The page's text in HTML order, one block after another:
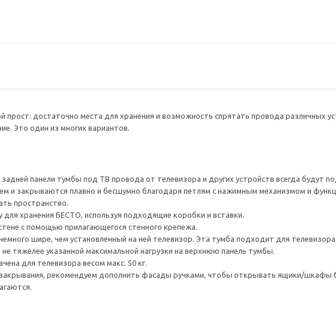
прост: достаточно места для хранения и возможность спрятать провода различных
Это один из многих вариантов.
панели тумбы под ТВ провода от телевизора и других устройств всегда будут
и закрываются плавно и бесшумно благодаря петлям с нажимным механизмом и
пространство.
для хранения БЕСТО, используя подходящие коробки и вставки.
с помощью прилагающегося стенного крепежа.
шире, чем установленный на ней телевизор. Эта тумба подходит для
тяжелее указанной максимальной нагрузки на верхнюю панель тумбы.
для телевизора весом макс. 50 кг.
рекомендуем дополнить фасады ручками, чтобы открывать ящики/шкафы